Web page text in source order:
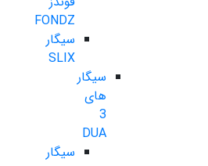
FONDZ
سیگار
SLIX
سیگار
های
3
DUA
سیگار